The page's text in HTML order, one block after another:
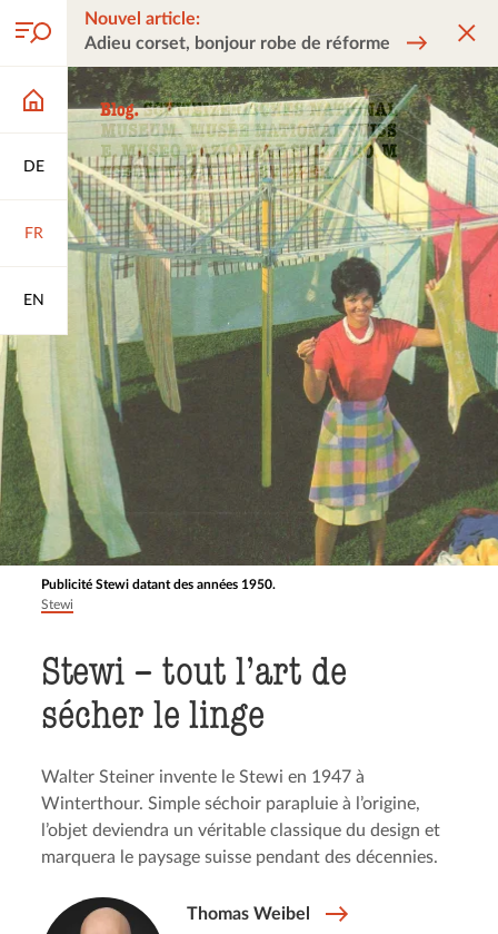
DE
FR
EN
Nouvel article:
Adieu corset, bonjour robe de réforme
Publicité Stewi datant des années 1950.
Stewi
Stewi – tout l’art de
sécher le linge
Walter Steiner invente le Stewi en 1947 à
Winterthour. Simple séchoir parapluie à l’origine,
l’objet deviendra un véritable classique du design et
marquera le paysage suisse pendant des décennies.
Thomas Weibel